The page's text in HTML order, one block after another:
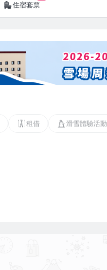
住宿套票
租借 滑雪體驗活